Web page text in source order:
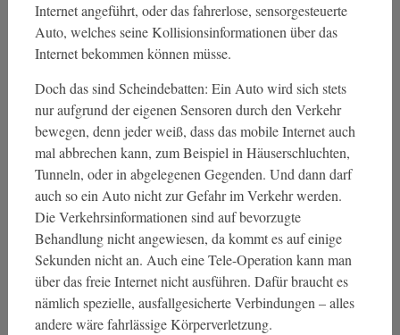
Internet angeführt, oder das fahrerlose, sensorgesteuerte
Auto, welches seine Kollisionsinformationen über das
Internet bekommen können müsse.
Doch das sind Scheindebatten: Ein Auto wird sich stets
nur aufgrund der eigenen Sensoren durch den Verkehr
bewegen, denn jeder weiß, dass das mobile Internet auch
mal abbrechen kann, zum Beispiel in Häuserschluchten,
Tunneln, oder in abgelegenen Gegenden. Und dann darf
auch so ein Auto nicht zur Gefahr im Verkehr werden.
Die Verkehrsinformationen sind auf bevorzugte
Behandlung nicht angewiesen, da kommt es auf einige
Sekunden nicht an. Auch eine Tele-Operation kann man
über das freie Internet nicht ausführen. Dafür braucht es
nämlich spezielle, ausfallgesicherte Verbindungen – alles
andere wäre fahrlässige Körperverletzung.